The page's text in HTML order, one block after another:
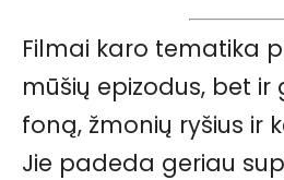
Filmai karo tematika
mūšių epizodus, bet ir
foną, žmonių ryšius ir
Jie padeda geriau